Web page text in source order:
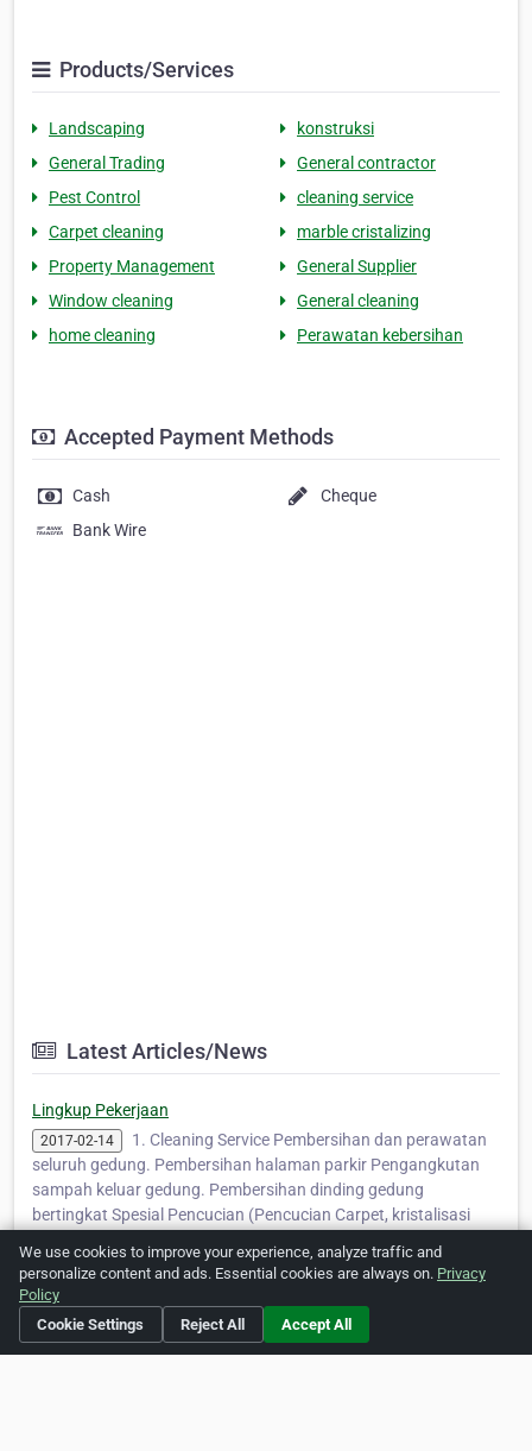
Products/Services
Landscaping
konstruksi
General Trading
General contractor
Pest Control
cleaning service
Carpet cleaning
marble cristalizing
Property Management
General Supplier
Window cleaning
General cleaning
home cleaning
Perawatan kebersihan
Accepted Payment Methods
Cash
Cheque
Bank Wire
Latest Articles/News
Lingkup Pekerjaan
2017-02-14
1. Cleaning Service Pembersihan dan perawatan
seluruh gedung. Pembersihan halaman parkir Pengangkutan
sampah keluar gedung. Pembersihan dinding gedung
bertingkat Spesial Pencucian (Pencucian Carpet, kristalisasi
Social Media
We use cookies to improve your experience, analyze traffic and
personalize content and ads. Essential cookies are always on. Privacy
Policy
Cookie Settings
Reject All Accept All